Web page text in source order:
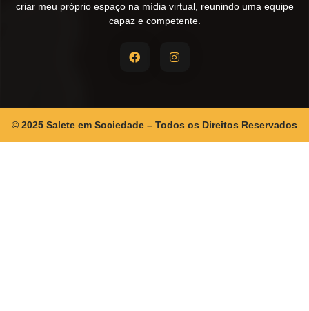
criar meu próprio espaço na mídia virtual, reunindo uma equipe
capaz e competente.
© 2025 Salete em Sociedade – Todos os Direitos Reservados